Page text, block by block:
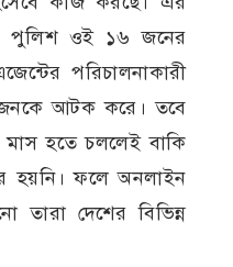
পুলিশ ওই ১৬ জনের
পরিচালনাকারী
আটক করে। তবে
হতে চললেই বাকি
হয়নি। ফলে অনলাইন
তারা দেশের বিভিন্ন